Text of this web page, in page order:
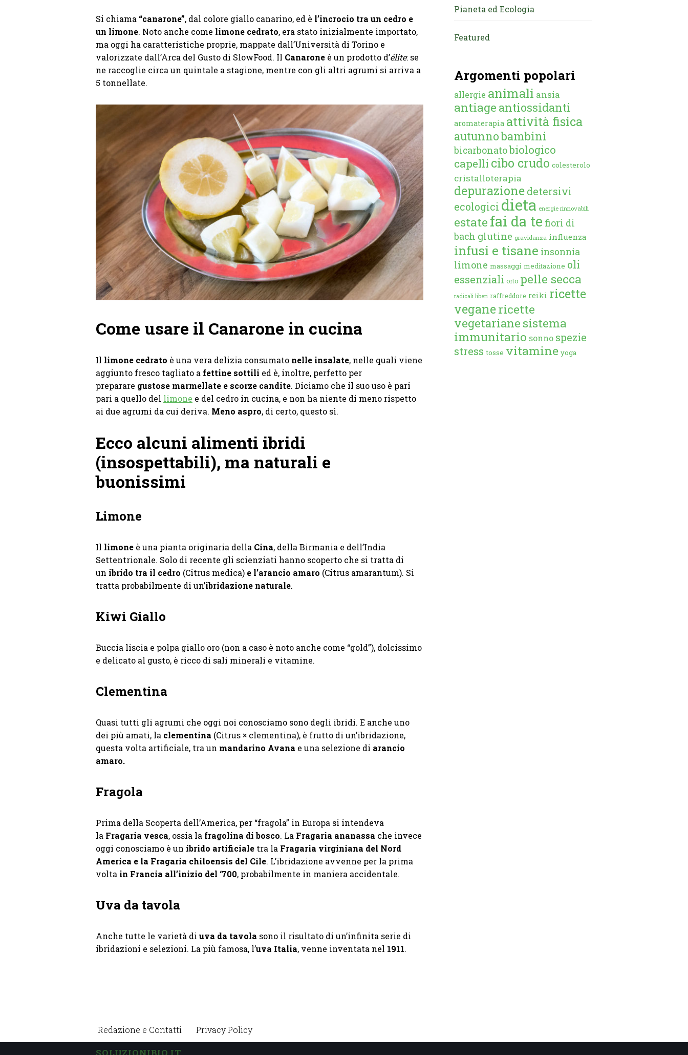
Si chiama “canarone”, dal colore giallo canarino, ed è l’incrocio tra un cedro e
un limone. Noto anche come limone cedrato, era stato inizialmente importato,
ma oggi ha caratteristiche proprie, mappate dall’Università di Torino e
valorizzate dall’Arca del Gusto di SlowFood. Il Canarone è un prodotto d’élite: se
ne raccoglie circa un quintale a stagione, mentre con gli altri agrumi si arriva a
5 tonnellate.
Come usare il Canarone in cucina
Il limone cedrato è una vera delizia consumato nelle insalate, nelle quali viene
aggiunto fresco tagliato a fettine sottili ed è, inoltre, perfetto per
preparare gustose marmellate e scorze candite. Diciamo che il suo uso è pari
pari a quello del limone e del cedro in cucina, e non ha niente di meno rispetto
ai due agrumi da cui deriva. Meno aspro, di certo, questo sì.
Ecco alcuni alimenti ibridi
(insospettabili), ma naturali e
buonissimi
Limone
Il limone è una pianta originaria della Cina, della Birmania e dell’India
Settentrionale. Solo di recente gli scienziati hanno scoperto che si tratta di
un ibrido tra il cedro (Citrus medica) e l’arancio amaro (Citrus amarantum). Si
tratta probabilmente di un’ibridazione naturale.
Kiwi Giallo
Buccia liscia e polpa giallo oro (non a caso è noto anche come “gold”), dolcissimo
e delicato al gusto, è ricco di sali minerali e vitamine.
Clementina
Quasi tutti gli agrumi che oggi noi conosciamo sono degli ibridi. E anche uno
dei più amati, la clementina (Citrus × clementina), è frutto di un’ibridazione,
questa volta artificiale, tra un mandarino Avana e una selezione di arancio
amaro.
Fragola
Prima della Scoperta dell’America, per “fragola” in Europa si intendeva
la Fragaria vesca, ossia la fragolina di bosco. La Fragaria ananassa che invece
oggi conosciamo è un ibrido artificiale tra la Fragaria virginiana del Nord
America e la Fragaria chiloensis del Cile. L’ibridazione avvenne per la prima
volta in Francia all’inizio del ‘700, probabilmente in maniera accidentale.
Uva da tavola
Anche tutte le varietà di uva da tavola sono il risultato di un’infinita serie di
ibridazioni e selezioni. La più famosa, l’uva Italia, venne inventata nel 1911.
Pianeta ed Ecologia
Featured
Argomenti popolari
allergie animali ansia
antiage antiossidanti
aromaterapia attività fisica
autunnobambini
bicarbonatobiologico
capelli cibo crudo colesterolo
cristalloterapia
depurazione detersivi
ecologici dieta energie rinnovabili
estate fai da te fiori di
bach glutine gravidanza influenza
infusi e tisane insonnia
limone massaggi meditazione oli
essenziali orto pelle secca
radicali liberi raffreddore reiki ricette
veganericette
vegetariane sistema
immunitario sonno spezie
stress tosse vitamine yoga
Redazione e Contatti Privacy Policy